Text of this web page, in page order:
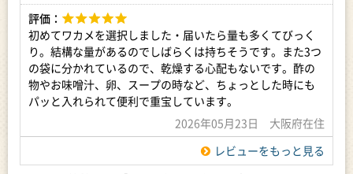
評価：
初めてワカメを選択しました・届いたら量も多くてびっく
り。結構な量があるのでしばらくは持ちそうです。また3つ
の袋に分かれているので、乾燥する心配もないです。酢の
物やお味噌汁、卵、スープの時など、ちょっとした時にも
パッと入れられて便利で重宝しています。
2026年05月23日 大阪府在住
レビューをもっと見る